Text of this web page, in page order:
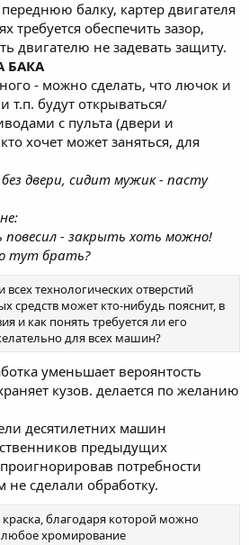
балку, картер двигателя
требуется обеспечить зазор,
двигателю не задевать защиту.
БАКА
- можно сделать, что лючок и
т.п. будут открываться/
с пульта (двери и
хочет может заняться, для
двери, сидит мужик - пасту
- закрыть хоть можно!
тут брать?
всех технологических отверстий
средств может кто-нибудь пояснит, в
и как понять требуется ли его
для всех машин?
уменьшает вероянтость
кузов. делается по желанию
десятилетних машин
предыдущих
потребности
сделали обработку.
краска, благодаря которой можно
хромирование